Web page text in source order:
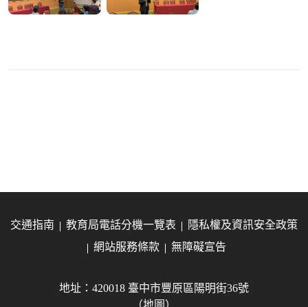
交通指南 教育局電話分機一覽表
隱私權及資訊安全政策
網站服務條款
無障礙宣告
地址：420018 臺中市豐原區陽明街36號